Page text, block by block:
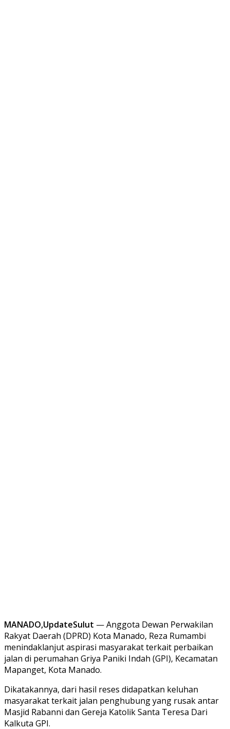
MANADO,UpdateSulut — Anggota Dewan Perwakilan
Rakyat Daerah (DPRD) Kota Manado, Reza Rumambi
menindaklanjut aspirasi masyarakat terkait perbaikan
jalan di perumahan Griya Paniki Indah (GPI), Kecamatan
Mapanget, Kota Manado.
Dikatakannya, dari hasil reses didapatkan keluhan
masyarakat terkait jalan penghubung yang rusak antar
Masjid Rabanni dan Gereja Katolik Santa Teresa Dari
Kalkuta GPI.